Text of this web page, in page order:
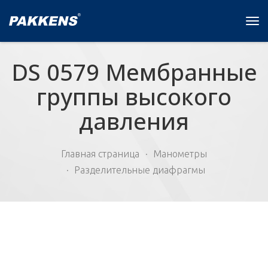
DS 0579 Мембранные
группы высокого
давления
Главная страница
Манометры
Разделительные диафрагмы